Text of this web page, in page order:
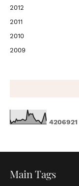
2012
2011
2010
2009
4206921
Main Tags